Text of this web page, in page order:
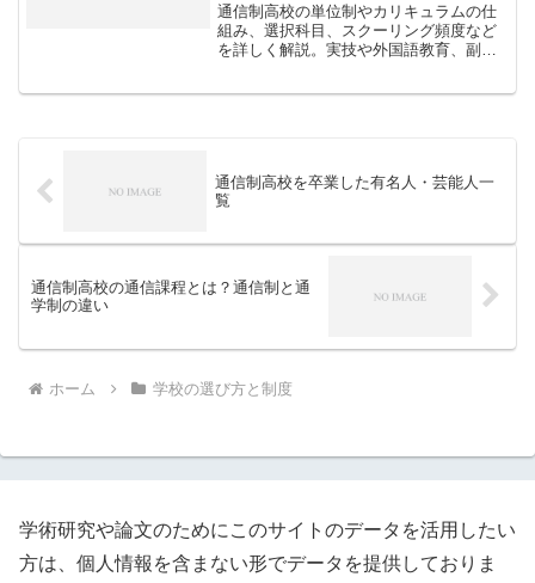
通信制高校の単位制やカリキュラムの仕
組み、選択科目、スクーリング頻度など
を詳しく解説。実技や外国語教育、副籍
通信制高校を卒業した有名人・芸能人一
覧
通信制高校の通信課程とは？通信制と通
学制の違い
ホーム 学校の選び方と制度
学術研究や論文のためにこのサイトのデータを活用したい
方は、個人情報を含まない形でデータを提供しておりま